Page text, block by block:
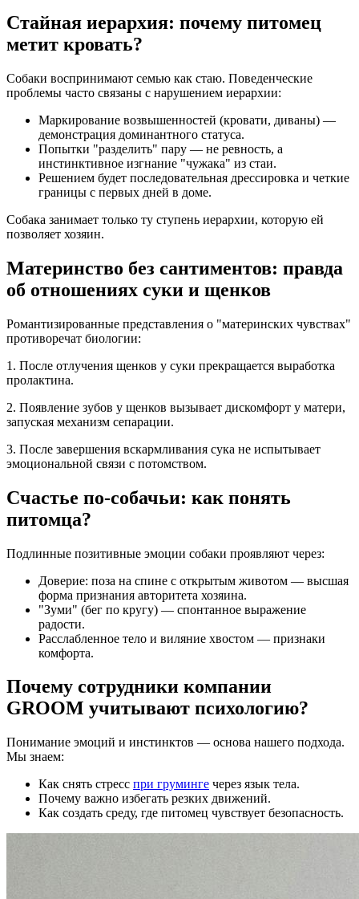
Стайная иерархия: почему питомец
метит кровать?
Собаки воспринимают семью как стаю. Поведенческие
проблемы часто связаны с нарушением иерархии:
Маркирование возвышенностей (кровати, диваны) —
демонстрация доминантного статуса.
Попытки "разделить" пару — не ревность, а
инстинктивное изгнание "чужака" из стаи.
Решением будет последовательная дрессировка и четкие
границы с первых дней в доме.
Собака занимает только ту ступень иерархии, которую ей
позволяет хозяин.
Материнство без сантиментов: правда
об отношениях суки и щенков
Романтизированные представления о "материнских чувствах"
противоречат биологии:
1. После отлучения щенков у суки прекращается выработка
пролактина.
2. Появление зубов у щенков вызывает дискомфорт у матери,
запуская механизм сепарации.
3. После завершения вскармливания сука не испытывает
эмоциональной связи с потомством.
Счастье по-собачьи: как понять
питомца?
Подлинные позитивные эмоции собаки проявляют через:
Доверие: поза на спине с открытым животом — высшая
форма признания авторитета хозяина.
"Зуми" (бег по кругу) — спонтанное выражение
радости.
Расслабленное тело и виляние хвостом — признаки
комфорта.
Почему сотрудники компании
GROOM учитывают психологию?
Понимание эмоций и инстинктов — основа нашего подхода.
Мы знаем:
Как снять стресс при груминге через язык тела.
Почему важно избегать резких движений.
Как создать среду, где питомец чувствует безопасность.